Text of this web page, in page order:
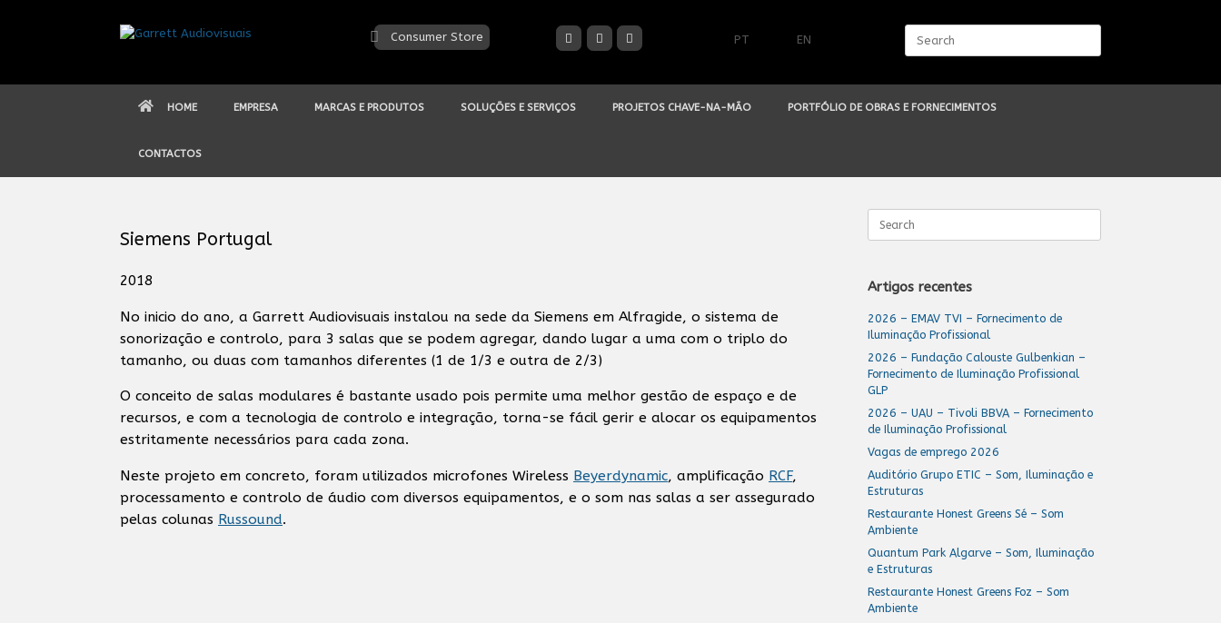
Consumer Store PT EN
HOME EMPRESA MARCAS E PRODUTOS SOLUÇÕES E SERVIÇOS PROJETOS CHAVE-NA-MÃO PORTFÓLIO DE OBRAS E FORNECIMENTOS
CONTACTOS
Siemens Portugal
2018
No inicio do ano, a Garrett Audiovisuais instalou na sede da Siemens em Alfragide, o sistema de
sonorização e controlo, para 3 salas que se podem agregar, dando lugar a uma com o triplo do
tamanho, ou duas com tamanhos diferentes (1 de 1/3 e outra de 2/3)
O conceito de salas modulares é bastante usado pois permite uma melhor gestão de espaço e de
recursos, e com a tecnologia de controlo e integração, torna-se fácil gerir e alocar os equipamentos
estritamente necessários para cada zona.
Neste projeto em concreto, foram utilizados microfones Wireless Beyerdynamic, amplificação RCF,
processamento e controlo de áudio com diversos equipamentos, e o som nas salas a ser assegurado
pelas colunas Russound.
for:
Artigos recentes
2026 – EMAV TVI – Fornecimento de
Iluminação Profissional
2026 – Fundação Calouste Gulbenkian –
Fornecimento de Iluminação Profissional
GLP
2026 – UAU – Tivoli BBVA – Fornecimento
de Iluminação Profissional
Vagas de emprego 2026
Auditório Grupo ETIC – Som, Iluminação e
Estruturas
Restaurante Honest Greens Sé – Som
Ambiente
Quantum Park Algarve – Som, Iluminação
e Estruturas
Restaurante Honest Greens Foz – Som
Ambiente